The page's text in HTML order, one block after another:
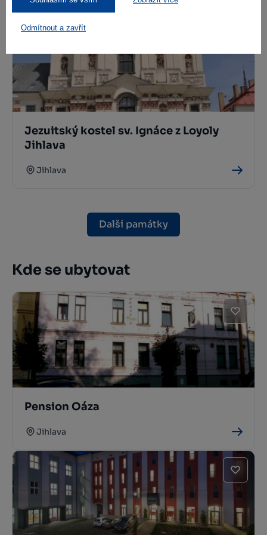
Odmítnout a zavřít
Jezuitský kostel sv. Ignáce z Loyoly
Jihlava
Jihlava
Další památky
Kde se ubytovat
Pension Oáza
Jihlava